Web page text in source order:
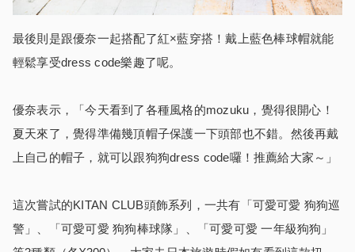
最後則是跟優奈一起搭配了紅×藍穿搭！戴上藍色棒球帽就能
輕鬆享受dress code樂趣了呢。
優奈表示，「今天看到了各種風格的mozuku，覺得很開心！
夏天來了，覺得準備幾頂帽子保護一下頭部也不錯。然後再戴
上自己的帽子，就可以跟狗狗dress code囉！推薦給大家～」
這次嘗試的KITAN CLUB頭飾系列，一共有「可愛可愛 狗狗巡
警」、「可愛可愛 狗狗棒球隊」、「可愛可愛 一年級狗狗」